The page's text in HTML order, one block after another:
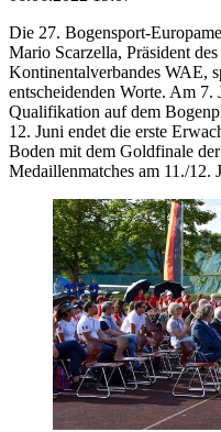
Die 27. Bogensport-
Mario Scarzella, Präsident
Kontinentalverbandes WAE,
entscheidenden Worte. Am
Qualifikation auf dem
12. Juni endet die erste
Boden mit dem Goldfinale
Medaillenmatches am 11./12.